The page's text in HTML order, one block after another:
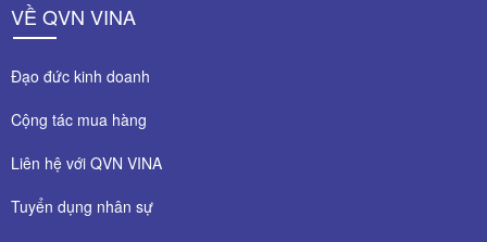
VỀ QVN VINA
Đạo đức kinh doanh
Cộng tác mua hàng
Liên hệ với QVN VINA
Tuyển dụng nhân sự